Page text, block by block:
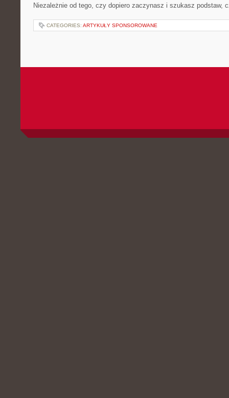
Niezależnie od tego, czy dopiero zaczynasz i szukasz podstaw,
CATEGORIES: ARTYKUŁY SPONSOROWANE